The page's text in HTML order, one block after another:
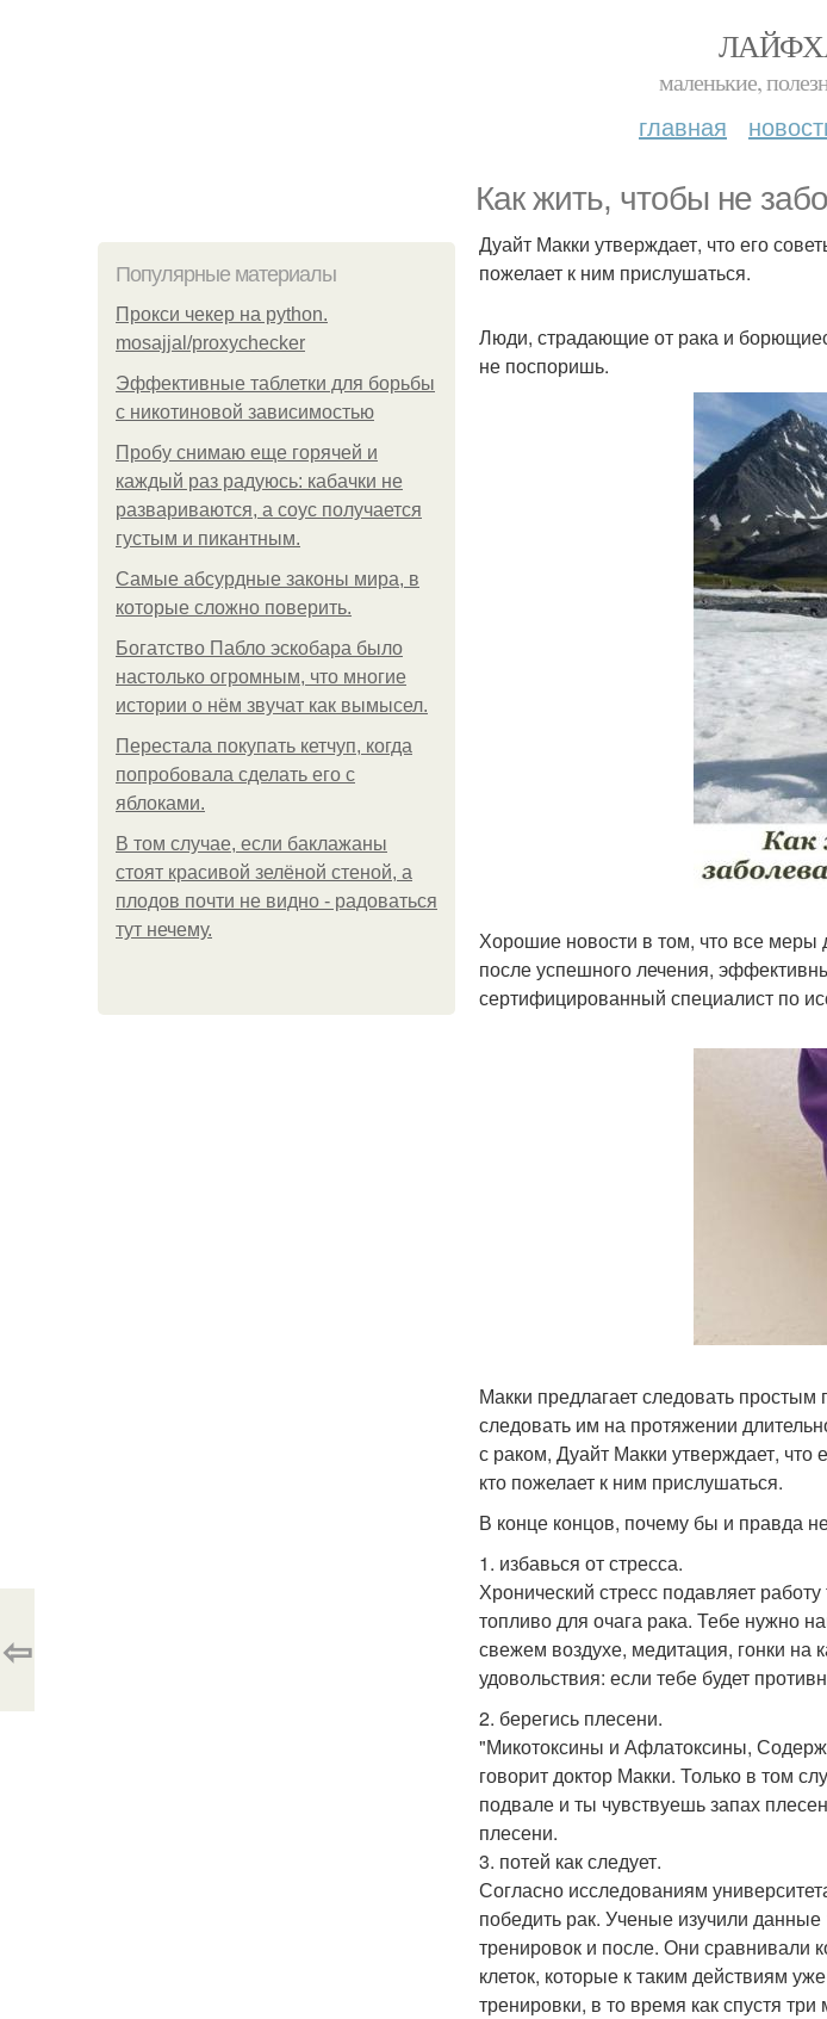
маленькие,
главная
Как жить, чтобы не
Популярные материалы
Прокси чекер на python.
mosajjal/proxychecker
Эффективные таблетки для борьбы
с никотиновой зависимостью
Пробу снимаю еще горячей и
каждый раз радуюсь: кабачки не
развариваются, а соус получается
густым и пикантным.
Самые абсурдные законы мира, в
которые сложно поверить.
Богатство Пабло эскобара было
настолько огромным, что многие
истории о нём звучат как вымысел.
Перестала покупать кетчуп, когда
попробовала сделать его с
яблоками.
В том случае, если баклажаны
стоят красивой зелёной стеной, а
плодов почти не видно - радоваться
тут нечему.
Дуайт Макки утверждает, что его
пожелает к ним прислушаться.
Люди, страдающие от рака и
не поспоришь.
Хорошие новости в том, что все
после успешного лечения,
сертифицированный специалист по
Макки предлагает следовать
следовать им на протяжении
с раком, Дуайт Макки утверждает, что
кто пожелает к ним прислушаться.
В конце концов, почему бы и правда
1. избавься от стресса.
Хронический стресс подавляет
топливо для очага рака. Тебе нужно
свежем воздухе, медитация, гонки на
удовольствия: если тебе будет
2. берегись плесени.
"Микотоксины и Афлатоксины,
говорит доктор Макки. Только в том
подвале и ты чувствуешь запах
плесени.
3. потей как следует.
Согласно исследованиям
победить рак. Ученые изучили
тренировок и после. Они сравнивали
клеток, которые к таким действиям
тренировки, в то время как спустя
⇦